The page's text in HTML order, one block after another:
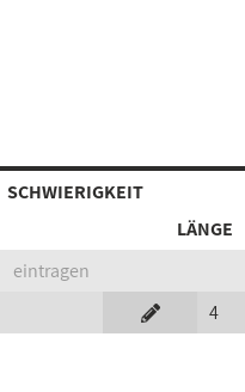
SCHWIERIGKEIT
LÄNGE
eintragen
4